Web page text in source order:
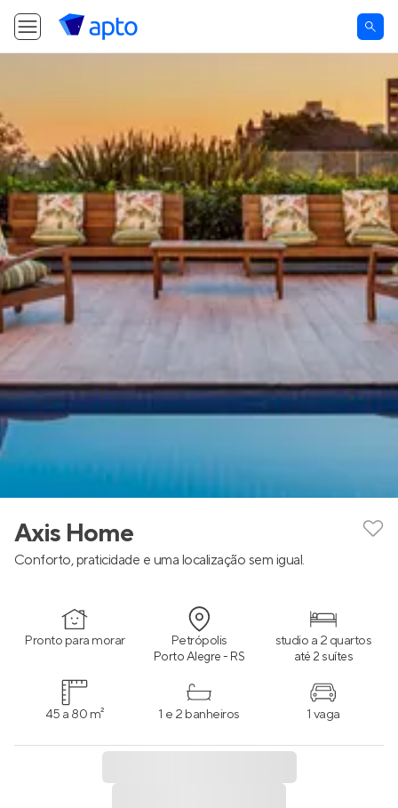
Axis Home
Conforto, praticidade e uma localização sem igual.
Pronto para morar Petrópolis
Porto Alegre - RS
studio a 2 quartos
até 2 suítes
45 a 80 m² 1 e 2 banheiros 1 vaga